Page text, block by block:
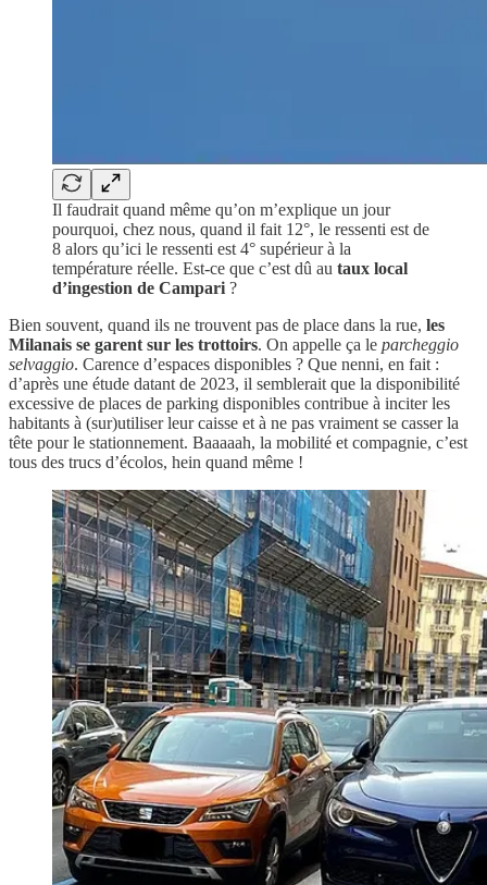
Il faudrait quand même qu’on m’explique un jour
pourquoi, chez nous, quand il fait 12°, le ressenti est de
8 alors qu’ici le ressenti est 4° supérieur à la
température réelle. Est-ce que c’est dû au taux local
d’ingestion de Campari ?
Bien souvent, quand ils ne trouvent pas de place dans la rue, les
Milanais se garent sur les trottoirs. On appelle ça le parcheggio
selvaggio. Carence d’espaces disponibles ? Que nenni, en fait :
d’après une étude datant de 2023, il semblerait que la disponibilité
excessive de places de parking disponibles contribue à inciter les
habitants à (sur)utiliser leur caisse et à ne pas vraiment se casser la
tête pour le stationnement. Baaaaah, la mobilité et compagnie, c’est
tous des trucs d’écolos, hein quand même !